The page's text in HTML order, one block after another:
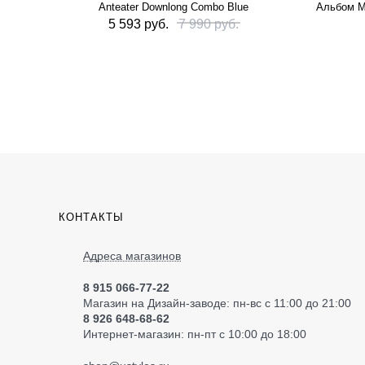
Anteater Downlong Combo Blue
5 593 руб. 7 990 руб.
Альбом
КОНТАКТЫ
Адреса магазинов
8 915 066-77-22
Магазин на Дизайн-заводе: пн-вс с 11:00 до 21:00
8 926 648-68-62
Интернет-магазин: пн-пт с 10:00 до 18:00